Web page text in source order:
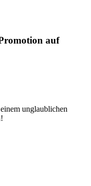
auf
unglaublichen